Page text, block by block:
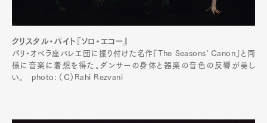
クリスタル・パイト『ソロ・エコー』
パリ・オペラ座バレエ団に振り付けた名作『The Seasons’ Canon』と同
様に音楽に着想を得た。ダンサーの身体と器楽の音色の反響が美し
い。 photo: （C）Rahi Rezvani